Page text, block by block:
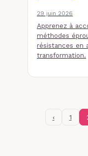
29 juin 2026
Apprenez à
méthodes
résistances en
transformation.
‹ 1